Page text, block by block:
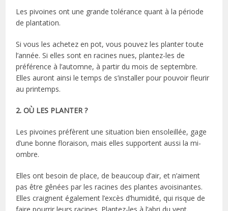
Les pivoines ont une grande tolérance quant à la période
de plantation.
Si vous les achetez en pot, vous pouvez les planter toute
l’année. Si elles sont en racines nues, plantez-les de
préférence à l’automne, à partir du mois de septembre.
Elles auront ainsi le temps de s’installer pour pouvoir fleurir
au printemps.
2. OÙ LES PLANTER ?
Les pivoines préfèrent une situation bien ensoleillée, gage
d’une bonne floraison, mais elles supportent aussi la mi-
ombre.
Elles ont besoin de place, de beaucoup d’air, et n’aiment
pas être gênées par les racines des plantes avoisinantes.
Elles craignent également l’excès d’humidité, qui risque de